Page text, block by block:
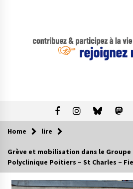
Home lire
Grève et mobilisation dans le Groupe
Polyclinique Poitiers – St Charles –